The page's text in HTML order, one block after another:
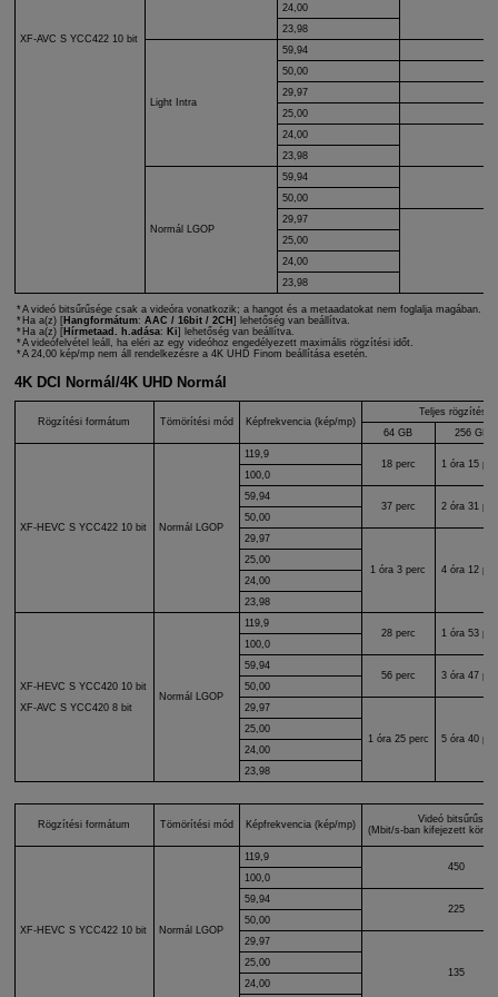
XF-AVC S YCC422 10 bit
24,00
23,98
Light Intra
59,94
50,00
29,97
25,00
24,00
23,98
Normál LGOP
59,94
50,00
29,97
25,00
24,00
23,98
A videó bitsűrűsége csak a videóra vonatkozik; a hangot és a metaadatokat nem foglalja magában.
Ha a(z) [ Hangformátum:AAC / 16bit / 2CH] lehetőség van beállítva.
Ha a(z) [ Hírmetaad. h.adása: Ki] lehetőség van beállítva.
A videófelvétel leáll, ha eléri az egy videóhoz engedélyezett maximális rögzítési időt.
A 24,00 kép/mp nem áll rendelkezésre a 4K UHD Finom beállítása esetén.
4K DCI Normál/4K UHD Normál
Rögzítési formátum Tömörítési mód Képfrekvencia (kép/mp)
Teljes rögzítési
64 GB
256 GB
XF-HEVC S YCC422 10 bit Normál LGOP
119,9
18 perc
1 óra 15
100,0
59,94
37 perc
2 óra 31
50,00
29,97
1 óra 3 perc 4 óra 12
25,00
24,00
23,98
XF-HEVC S YCC420 10 bit
XF-AVC S YCC420 8 bit
Normál LGOP
119,9
28 perc
1 óra 53
100,0
59,94
56 perc
3 óra 47
50,00
29,97
1 óra 25 perc 5 óra 40
25,00
24,00
23,98
Rögzítési formátum Tömörítési mód Képfrekvencia (kép/mp)
Videó bitsűrűség
(Mbit/s-ban kifejezett
XF-HEVC S YCC422 10 bit Normál LGOP
119,9
450
100,0
59,94
225
50,00
29,97
135
25,00
24,00